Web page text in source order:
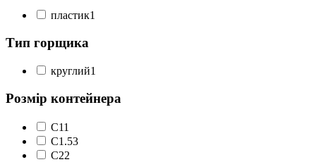
пластик1
Тип горщика
круглий1
Розмір контейнера
C11
С1.53
С22